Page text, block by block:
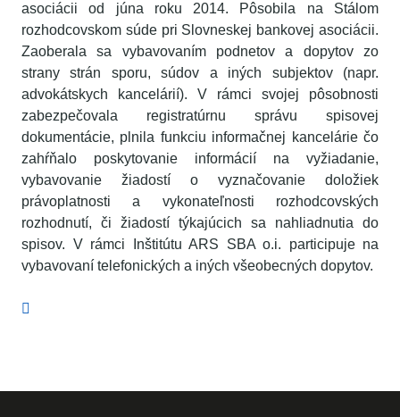
asociácii od júna roku 2014. Pôsobila na Stálom
rozhodcovskom súde pri Slovneskej bankovej asociácii.
Zaoberala sa vybavovaním podnetov a dopytov zo
strany strán sporu, súdov a iných subjektov (napr.
advokátskych kancelárií). V rámci svojej pôsobnosti
zabezpečovala registratúrnu správu spisovej
dokumentácie, plnila funkciu informačnej kancelárie čo
zahŕňalo poskytovanie informácií na vyžiadanie,
vybavovanie žiadostí o vyznačovanie doložiek
právoplatnosti a vykonateľnosti rozhodcovských
rozhodnutí, či žiadostí týkajúcich sa nahliadnutia do
spisov. V rámci Inštitútu ARS SBA o.i. participuje na
vybavovaní telefonických a iných všeobecných dopytov.